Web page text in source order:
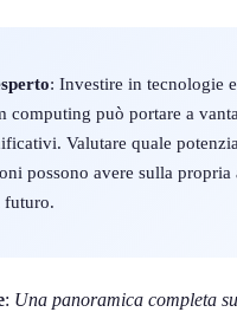
: Investire in tecnologie
computing può portare a
Valutare quale
possono avere sulla propria
futuro.
: Una panoramica completa